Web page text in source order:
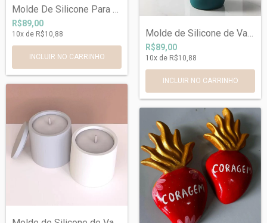
Molde De Silicone Para Planeta Terra.Res...
R$89,00
10x de R$10,88 Molde de Silicone de Vaso Arredondado co...
R$89,00
10x de R$10,88
INCLUIR NO CARRINHO